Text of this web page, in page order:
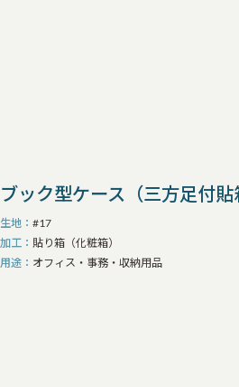
ブック型ケース（三方足付貼
生地
#17
加工
貼り箱（化粧箱）
用途
オフィス・事務・収納用品